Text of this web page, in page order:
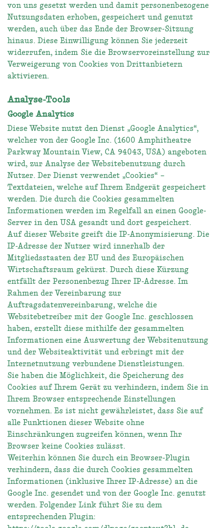
von uns gesetzt werden und damit personenbezogene
Nutzungsdaten erhoben, gespeichert und genutzt
werden, auch über das Ende der Browser-Sitzung
hinaus. Diese Einwilligung können Sie jederzeit
widerrufen, indem Sie die Browservoreinstellung zur
Verweigerung von Cookies von Drittanbietern
aktivieren.
Analyse-Tools
Google Analytics
Diese Website nutzt den Dienst „Google Analytics“,
welcher von der Google Inc. (1600 Amphitheatre
Parkway Mountain View, CA 94043, USA) angeboten
wird, zur Analyse der Websitebenutzung durch
Nutzer. Der Dienst verwendet „Cookies“ –
Textdateien, welche auf Ihrem Endgerät gespeichert
werden. Die durch die Cookies gesammelten
Informationen werden im Regelfall an einen Google-
Server in den USA gesandt und dort gespeichert.
Auf dieser Website greift die IP-Anonymisierung. Die
IP-Adresse der Nutzer wird innerhalb der
Mitgliedsstaaten der EU und des Europäischen
Wirtschaftsraum gekürzt. Durch diese Kürzung
entfällt der Personenbezug Ihrer IP-Adresse. Im
Rahmen der Vereinbarung zur
Auftragsdatenvereinbarung, welche die
Websitebetreiber mit der Google Inc. geschlossen
haben, erstellt diese mithilfe der gesammelten
Informationen eine Auswertung der Websitenutzung
und der Websiteaktivität und erbringt mit der
Internetnutzung verbundene Dienstleistungen.
Sie haben die Möglichkeit, die Speicherung des
Cookies auf Ihrem Gerät zu verhindern, indem Sie in
Ihrem Browser entsprechende Einstellungen
vornehmen. Es ist nicht gewährleistet, dass Sie auf
alle Funktionen dieser Website ohne
Einschränkungen zugreifen können, wenn Ihr
Browser keine Cookies zulässt.
Weiterhin können Sie durch ein Browser-Plugin
verhindern, dass die durch Cookies gesammelten
Informationen (inklusive Ihrer IP-Adresse) an die
Google Inc. gesendet und von der Google Inc. genutzt
werden. Folgender Link führt Sie zu dem
entsprechenden Plugin: